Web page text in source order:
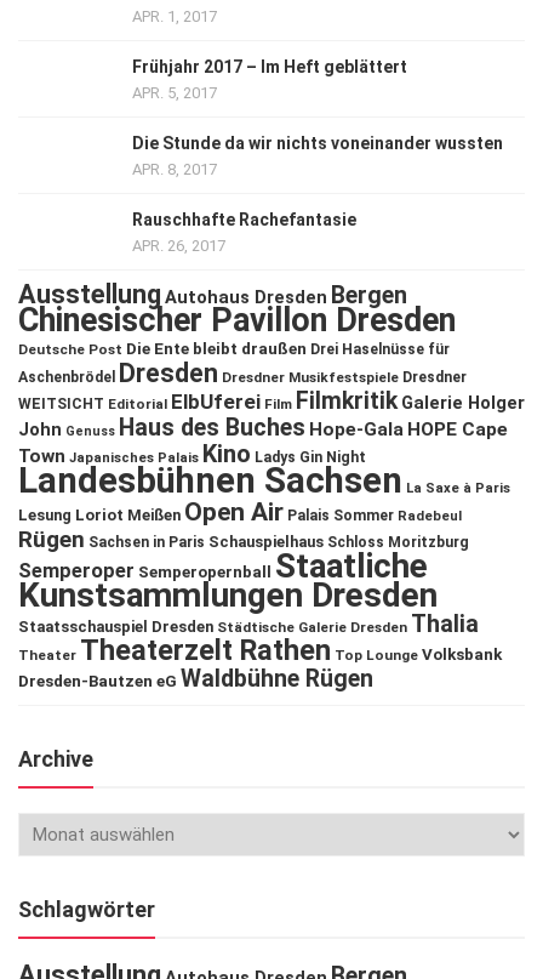
APR. 1, 2017
Frühjahr 2017 – Im Heft geblättert
APR. 5, 2017
Die Stunde da wir nichts voneinander wussten
APR. 8, 2017
Rauschhafte Rachefantasie
APR. 26, 2017
Ausstellung Autohaus Dresden Bergen
Chinesischer Pavillon Dresden
Deutsche Post Die Ente bleibt draußen Drei Haselnüsse für
Aschenbrödel
Dresden Dresdner Musikfestspiele Dresdner
WEITSICHT Editorial ElbUferei Film Filmkritik Galerie Holger
John Genuss Haus des Buches Hope-Gala HOPE Cape
Town Japanisches Palais Kino Ladys Gin Night
Landesbühnen Sachsen La Saxe à Paris
Lesung Loriot Meißen Open Air Palais Sommer Radebeul
Rügen Sachsen in Paris Schauspielhaus Schloss Moritzburg
Semperoper Semperopernball Staatliche
Kunstsammlungen Dresden
Staatsschauspiel Dresden Städtische Galerie Dresden Thalia
Theater Theaterzelt Rathen Top Lounge Volksbank
Dresden-Bautzen eG Waldbühne Rügen
Archive
Schlagwörter